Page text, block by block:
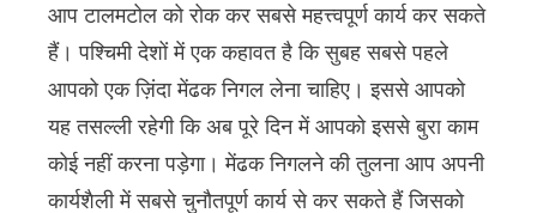
आप टालमटोल को रोक कर सबसे महत्त्वपूर्ण कार्य कर सकते
हैं। पश्चिमी देशों में एक कहावत है कि सुबह सबसे पहले
आपको एक ज़िंदा मेंढक निगल लेना चाहिए। इससे आपको
यह तसल्ली रहेगी कि अब पूरे दिन में आपको इससे बुरा काम
कोई नहीं करना पड़ेगा। मेंढक निगलने की तुलना आप अपनी
कार्यशैली में सबसे चुनौतपूर्ण कार्य से कर सकते हैं जिसको